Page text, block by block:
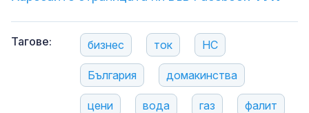
Тагове: бизнес ток НС
България домакинства
цени вода газ фалит